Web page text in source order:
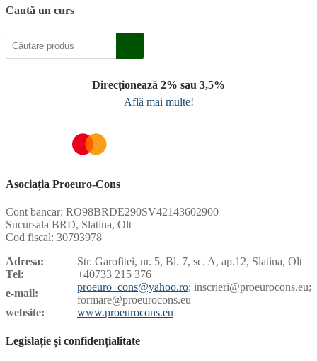
Caută un curs
Direcționează 2% sau 3,5%
Află mai multe!
Asociația Proeuro-Cons
Cont bancar: RO98BRDE290SV42143602900
Sucursala BRD, Slatina, Olt
Cod fiscal: 30793978
Adresa:
Str. Garofitei, nr. 5, Bl. 7, sc. A, ap.12, Slatina, Olt
Tel:
+40733 215 376
e-mail:
proeuro_cons@yahoo.ro; inscrieri@proeurocons.eu;
formare@proeurocons.eu
website:
www.proeurocons.eu
Legislație și confidențialitate